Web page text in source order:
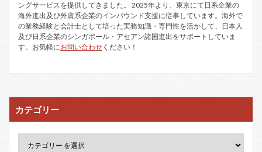
ングサービスを提供してきました。 2025年より、東京にて日系企業の
海外進出及び外資系企業のインバウンド支援に従事しています。海外で
の業務経験と会計士として培った実務知識・専門性を活かして、日本人
及び日系企業のシンガポール・アセアン諸国進出をサポートしていま
す。お気軽にお問い合わせ ください！
カテゴリー